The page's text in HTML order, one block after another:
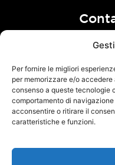
Per fornire le migliori
per memorizzare e/o
consenso a queste tecnologie
comportamento di
acconsentire o ritirare il
caratteristiche e funzioni.